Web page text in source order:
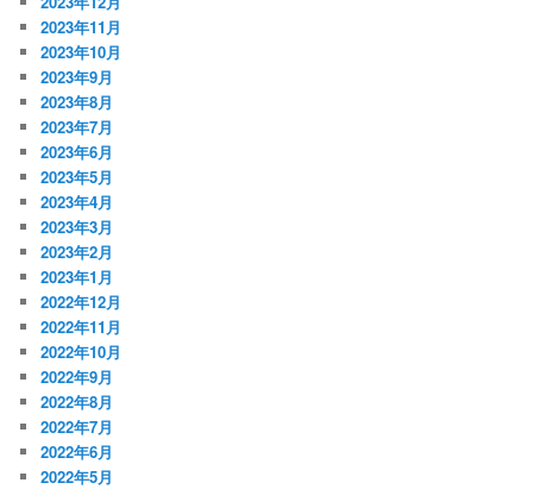
2023年11月
2023年10月
2023年9月
2023年8月
2023年7月
2023年6月
2023年5月
2023年4月
2023年3月
2023年2月
2023年1月
2022年12月
2022年11月
2022年10月
2022年9月
2022年8月
2022年7月
2022年6月
2022年5月